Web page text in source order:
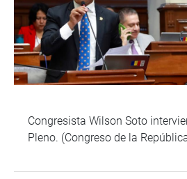
Congresista Wilson Soto
Pleno. (Congreso de la